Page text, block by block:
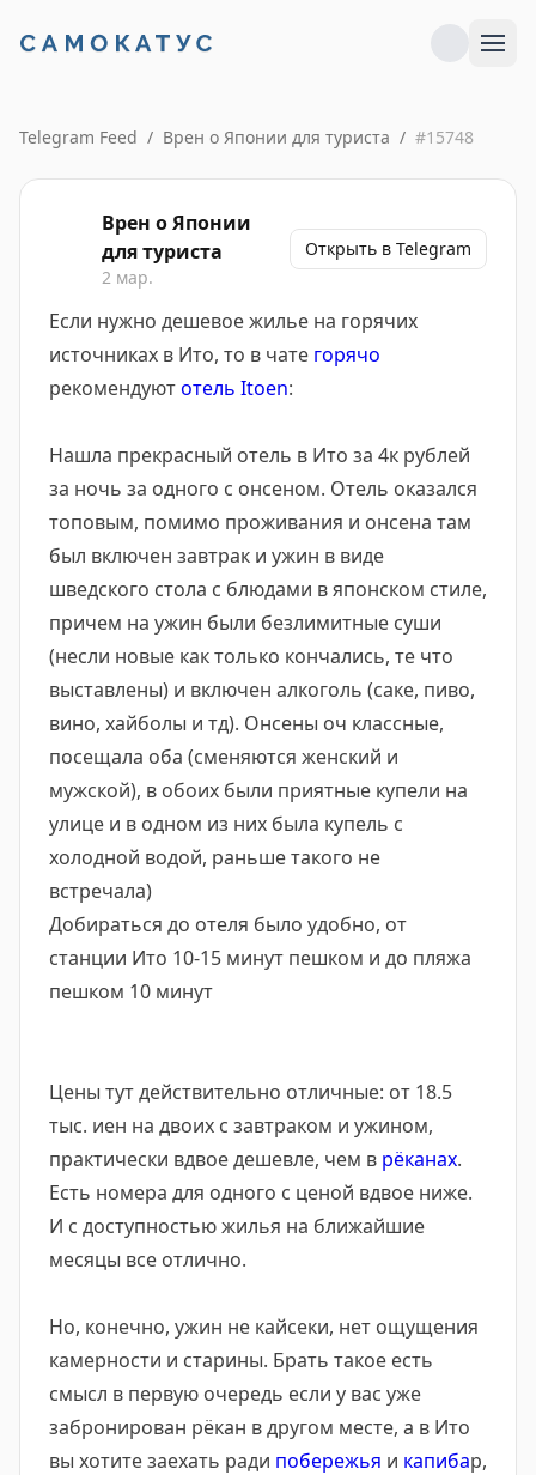
Telegram Feed / Врен о Японии для туриста / #15748
Врен о Японии
для туриста
2 мар.
Открыть в Telegram
Если нужно дешевое жилье на горячих
источниках в Ито, то в чате горячо
рекомендуютотель Itoen:
Нашла прекрасный отель в Ито за 4к рублей
за ночь за одного с онсеном. Отель оказался
топовым, помимо проживания и онсена там
был включен завтрак и ужин в виде
шведского стола с блюдами в японском стиле,
причем на ужин были безлимитные суши
(несли новые как только кончались, те что
выставлены) и включен алкоголь (саке, пиво,
вино, хайболы и тд). Онсены оч классные,
посещала оба (сменяются женский и
мужской), в обоих были приятные купели на
улице и в одном из них была купель с
холодной водой, раньше такого не
встречала)
Добираться до отеля было удобно, от
станции Ито 10-15 минут пешком и до пляжа
пешком 10 минут
Цены тут действительно отличные: от 18.5
тыс. иен на двоих с завтраком и ужином,
практически вдвое дешевле, чем в рёканах.
Есть номера для одного с ценой вдвое ниже.
И с доступностью жилья на ближайшие
месяцы все отлично.
Но, конечно, ужин не кайсеки, нет ощущения
камерности и старины. Брать такое есть
смысл в первую очередь если у вас уже
забронирован рёкан в другом месте, а в Ито
вы хотите заехать ради побережья и капибар,